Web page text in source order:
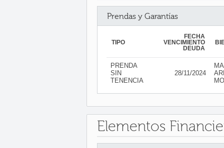
Prendas y Garantías
TIPO
FECHA
VENCIMIENTO
DEUDA
PRENDA
SIN
TENENCIA
28/11/2024
Elementos